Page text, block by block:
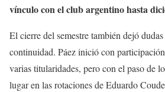
vínculo con el club argentino hasta
El cierre del semestre también dejó
continuidad. Páez inició con
varias titularidades, pero con el paso de
lugar en las rotaciones de Eduardo